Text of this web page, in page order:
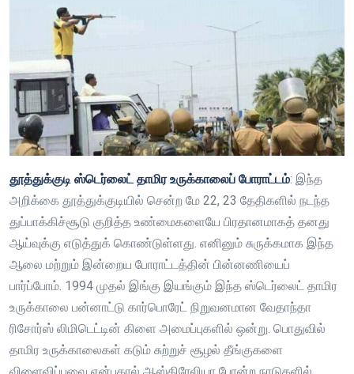
தூத்துக்குடி ஸ்டெர்லைட் தாமிர உருக்காலைப் போராட்டம்: இந்த
அறிக்கை தூத்துக்குடியில் சென்ற மே 22, 23 தேதிகளில் நடந்த
துப்பாக்கிச்சூடு குறித்த உண்மைகளையே பிரதானமாகத் தனது
ஆய்வுக்கு எடுத்துக் கொண்டுள்ளது. எனினும் சுருக்கமாக இந்த
ஆலை மற்றும் இன்றைய போராட்டத்தின் பின்னணியைப்
பார்ப்போம். 1994 முதல் இங்கு இயங்கும் இந்த ஸ்டெர்லைட் தாமிர
உருக்காலை பன்னாட்டு கார்பொரேட் நிறுவனமான வேதாந்தா
ரிசோர்ஸ் லிமிடெட்டின் கிளை அமைப்புகளில் ஒன்று. பொதுவில்
தாமிர உருக்காலைகள் கடும் சுற்றுச் சூழல் தீங்குகளை